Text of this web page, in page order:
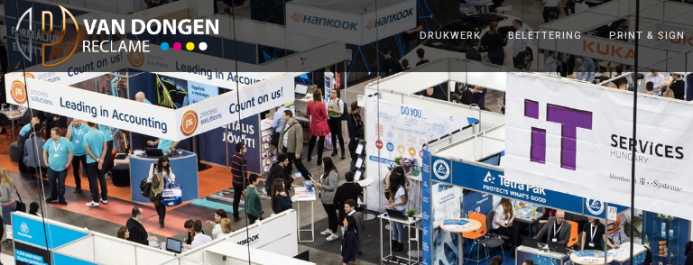
DRUKWERK BELETTERING PRINT & SIGN